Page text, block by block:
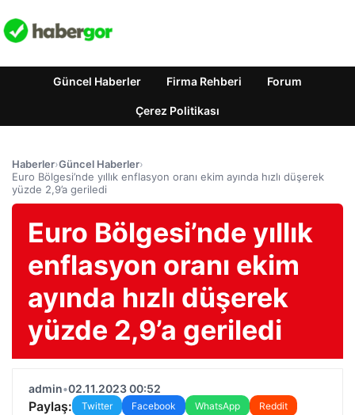
Güncel Haberler Firma Rehberi Forum
Çerez Politikası
Haberler›Güncel Haberler›
Euro Bölgesi’nde yıllık enflasyon oranı ekim ayında hızlı düşerek
yüzde 2,9’a geriledi
Euro Bölgesi’nde yıllık
enflasyon oranı ekim
ayında hızlı düşerek
yüzde 2,9’a geriledi
admin•02.11.2023 00:52
Paylaş: Twitter Facebook WhatsApp
Reddit